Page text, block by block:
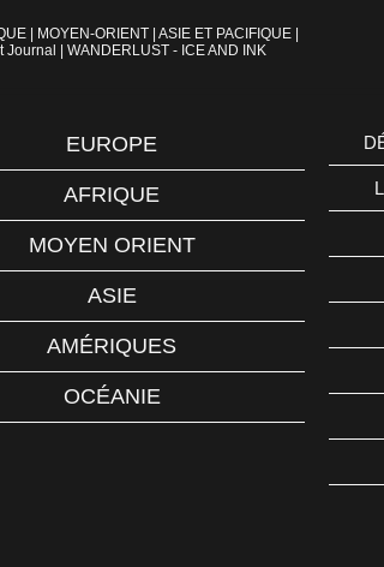
MOYEN-ORIENT ASIE ET PACIFIQUE
Journal WANDERLUST - ICE AND INK
EUROPE
AFRIQUE
MOYEN ORIENT
ASIE
AMÉRIQUES
OCÉANIE